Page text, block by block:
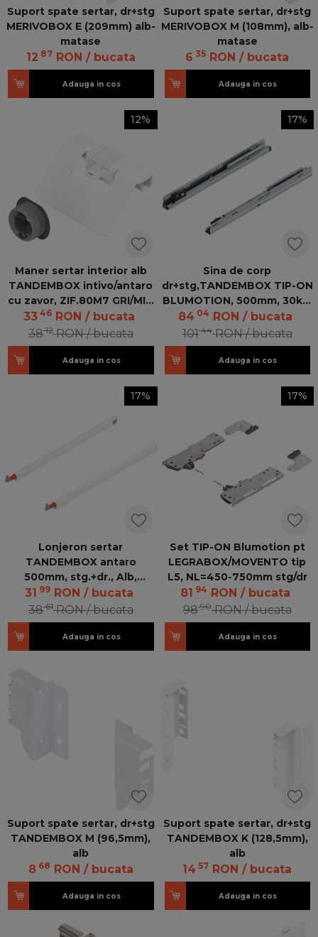
Suport spate sertar, dr+stg
MERIVOBOX E (209mm) alb-
matase
12 87 RON / bucata
Adauga in cos
Suport spate sertar, dr+stg
MERIVOBOX M (108mm), alb-
matase
6 35 RON / bucata
Adauga in cos
12%
Maner sertar interior alb
TANDEMBOX intivo/antaro
cu zavor, ZIF.80M7 GRI/MIT
V1SW/G
33 46 RON / bucata
3812 RON / bucata
Adauga in cos
17%
Sina de corp
dr+stg,TANDEMBOX TIP-ON
BLUMOTION, 500mm, 30kg,
578.5001M
84 04 RON / bucata
10144 RON / bucata
Adauga in cos
17%
Lonjeron sertar
TANDEMBOX antaro
500mm, stg.+dr., Alb,
ZRG.437RSICRE*R+L
31 99 RON / bucata
3861 RON / bucata
Adauga in cos
17%
Set TIP-ON Blumotion pt
LEGRABOX/MOVENTO tip
L5, NL=450-750mm stg/dr
81 94 RON / bucata
9890 RON / bucata
Adauga in cos
Suport spate sertar, dr+stg
TANDEMBOX M (96,5mm),
alb
8 68 RON / bucata
Adauga in cos
Suport spate sertar, dr+stg
TANDEMBOX K (128,5mm),
alb
14 57 RON / bucata
Adauga in cos